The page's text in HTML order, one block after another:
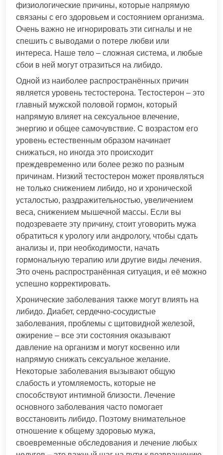
физиологические причины, которые напрямую
связаны с его здоровьем и состоянием организма.
Очень важно не игнорировать эти сигналы и не
спешить с выводами о потере любви или
интереса. Наше тело – сложная система, и любые
сбои в ней могут отразиться на либидо.
Одной из наиболее распространённых причин
является уровень тестостерона. Тестостерон – это
главный мужской половой гормон, который
напрямую влияет на сексуальное влечение,
энергию и общее самочувствие. С возрастом его
уровень естественным образом начинает
снижаться, но иногда это происходит
преждевременно или более резко по разным
причинам. Низкий тестостерон может проявляться
не только снижением либидо, но и хронической
усталостью, раздражительностью, увеличением
веса, снижением мышечной массы. Если вы
подозреваете эту причину, стоит уговорить мужа
обратиться к урологу или андрологу, чтобы сдать
анализы и, при необходимости, начать
гормональную терапию или другие виды лечения.
Это очень распространённая ситуация, и её можно
успешно корректировать.
Хронические заболевания также могут влиять на
либидо. Диабет, сердечно-сосудистые
заболевания, проблемы с щитовидной железой,
ожирение – все эти состояния оказывают
давление на организм и могут косвенно или
напрямую снижать сексуальное желание.
Некоторые заболевания вызывают общую
слабость и утомляемость, которые не
способствуют интимной близости. Лечение
основного заболевания часто помогает
восстановить либидо. Поэтому внимательное
отношение к общему здоровью мужа,
своевременные обследования и лечение любых